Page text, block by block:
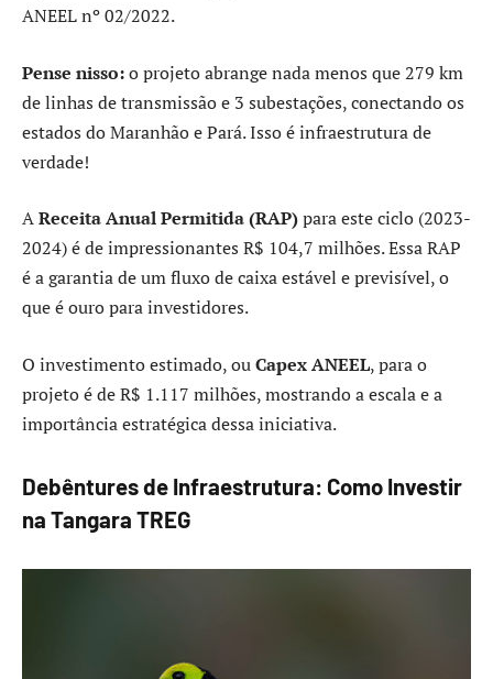
ANEEL nº 02/2022.
Pense nisso:o projeto abrange nada menos que 279 km
de linhas de transmissão e 3 subestações, conectando os
estados do Maranhão e Pará. Isso é infraestrutura de
verdade!
AReceita Anual Permitida (RAP)para este ciclo (2023-
2024) é de impressionantes R$ 104,7 milhões. Essa RAP
é a garantia de um fluxo de caixa estável e previsível, o
que é ouro para investidores.
O investimento estimado, ouCapex ANEEL, para o
projeto é de R$ 1.117 milhões, mostrando a escala e a
importância estratégica dessa iniciativa.
Debêntures de Infraestrutura: Como Investir
na Tangara TREG